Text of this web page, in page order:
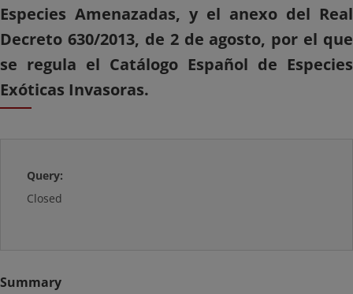
Especies Amenazadas, y el anexo del Real
Decreto 630/2013, de 2 de agosto, por el que
se regula el Catálogo Español de Especies
Exóticas Invasoras.
Query:
Closed
Summary